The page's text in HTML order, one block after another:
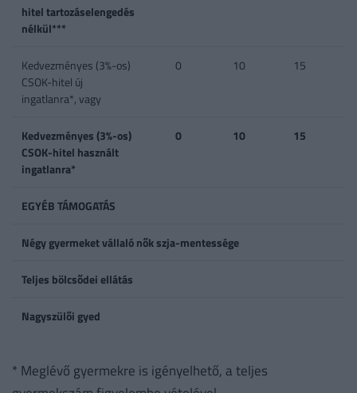
hitel tartozáselengedés
nélkül***
Kedvezményes (3%-os)
CSOK-hitel új
ingatlanra*, vagy
0 10 15
Kedvezményes (3%-os)
CSOK-hitel használt
ingatlanra*
0 10 15
EGYÉB TÁMOGATÁS
Négy gyermeket vállaló nők szja-mentessége
Teljes bölcsődei ellátás
Nagyszülői gyed
* Meglévő gyermekre is igényelhető, a teljes